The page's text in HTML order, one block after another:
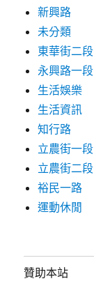
新興路
未分類
東華街二段
永興路一段
生活娛樂
生活資訊
知行路
立農街一段
立農街二段
裕民一路
運動休閒
贊助本站